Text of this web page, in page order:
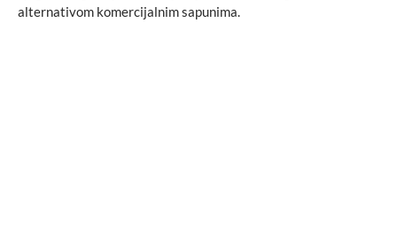
alternativom komercijalnim sapunima.